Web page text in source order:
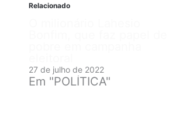
Relacionado
27 de julho de 2022
Em "POLÍTICA"